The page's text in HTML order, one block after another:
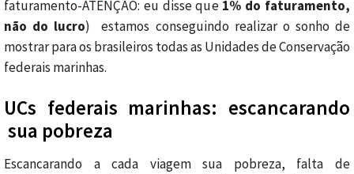
faturamento-ATENÇÃO: eu disse que1% do faturamento,
não do lucro) estamos conseguindo realizar o sonho de
mostrar para os brasileiros todas as Unidades de Conservação
federais marinhas.
UCs federais marinhas: escancarando
sua pobreza
Escancarando a cada viagem sua pobreza, falta de